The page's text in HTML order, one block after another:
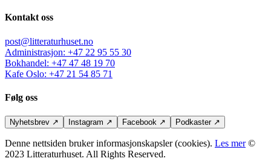
Kontakt oss
post@litteraturhuset.no
Administrasjon: +47 22 95 55 30
Bokhandel: +47 47 48 19 70
Kafe Oslo: +47 21 54 85 71
Følg oss
Nyhetsbrev ↗ Instagram ↗ Facebook ↗ Podkaster↗
Denne nettsiden bruker informasjonskapsler (cookies). Les mer©
2023 Litteraturhuset. All Rights Reserved.